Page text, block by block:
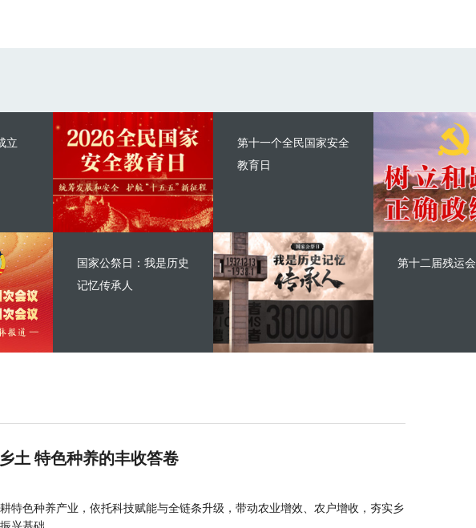
立
第十一个全民国家安全
教育日
国家公祭日：我是历史
记忆传承人
第十二届残运会
土 特色种养的丰收答卷
特色种养产业，依托科技赋能与全链条升级，带动农业增效、农户增收，夯实乡